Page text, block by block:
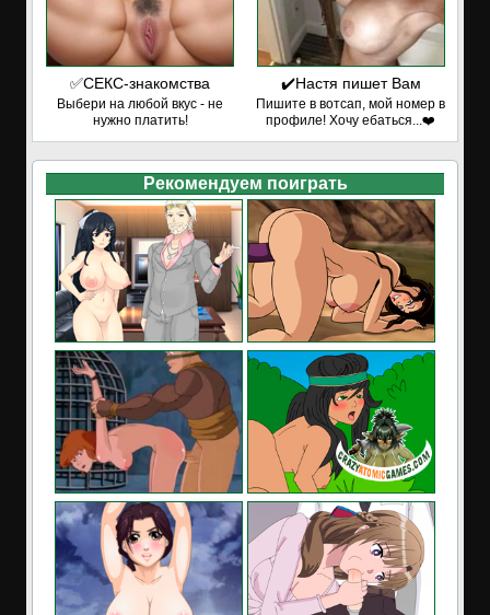
✅СЕКС-знакомства
Выбери на любой вкус - не
нужно платить!
✔️Настя пишет Вам
Пишите в вотсап, мой номер в
профиле! Хочу ебаться...❤️
Рекомендуем поиграть